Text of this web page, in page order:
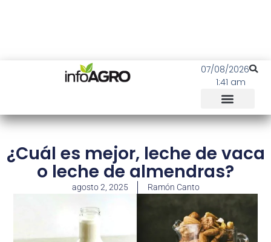
07/08/2026
1:41 am
¿Cuál es mejor, leche de vaca
o leche de almendras?
agosto 2, 2025 Ramón Canto